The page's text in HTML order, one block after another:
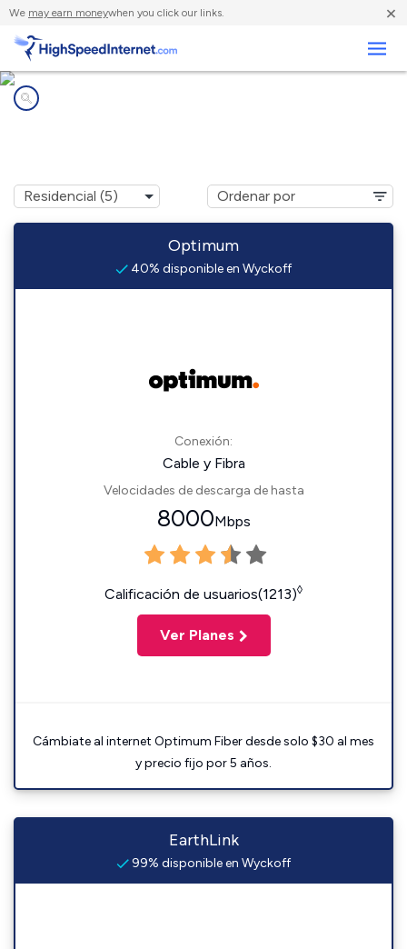
We may earn moneywhen you click our links. ×
Optimum
40% disponible en Wyckoff
Conexión:
Cable y Fibra
Velocidades de descarga de hasta
8000Mbps
Calificación de usuarios(1213)◊
Ver Planes
Cámbiate al internet Optimum Fiber desde solo $30 al mes
y precio fijo por 5 años.
EarthLink
99% disponible en Wyckoff